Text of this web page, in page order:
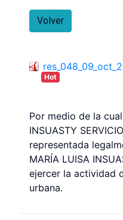
Volver
Hot
Por medio de la
INSUASTY
representada
MARÍA LUISA
ejercer la actividad
urbana.